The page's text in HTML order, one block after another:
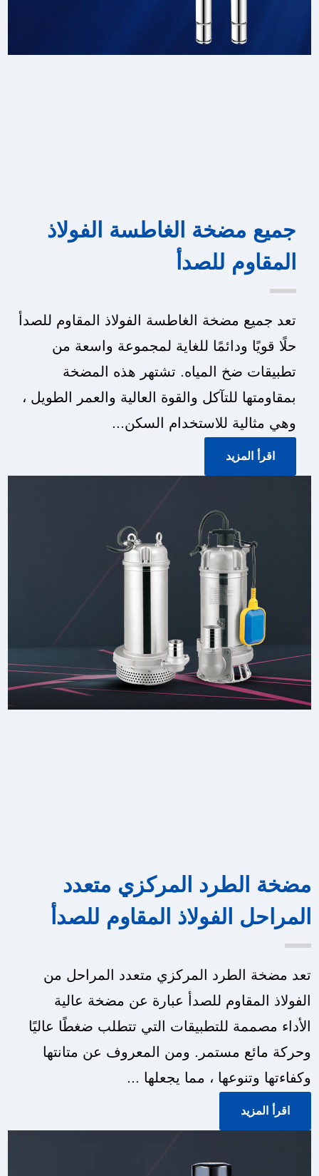
جميع مضخة الغاطسة الفولاذ
المقاوم للصدأ
تعد جميع مضخة الغاطسة الفولاذ المقاوم للصدأ
حلًا قويًا ودائمًا للغاية لمجموعة واسعة من
تطبيقات ضخ المياه. تشتهر هذه المضخة
بمقاومتها للتآكل والقوة العالية والعمر الطويل ،
وهي مثالية للاستخدام السكن...
اقرأ المزيد
مضخة الطرد المركزي متعدد
المراحل الفولاذ المقاوم للصدأ
تعد مضخة الطرد المركزي متعدد المراحل من
الفولاذ المقاوم للصدأ عبارة عن مضخة عالية
الأداء مصممة للتطبيقات التي تتطلب ضغطًا عاليًا
وحركة مائع مستمر. ومن المعروف عن متانتها
وكفاءتها وتنوعها ، مما يجعلها ...
اقرأ المزيد